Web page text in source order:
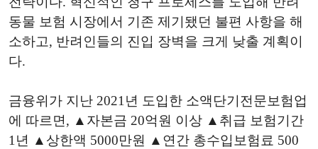
동물 보험 시장에서 기존 제기됐던 불편 사항을 해
소하고, 반려인들의 진입 장벽을 크게 낮출 계획이
다.
금융위가 지난 2021년 도입한 소액단기전문보험업
에 따르면, ▲자본금 20억원 이상 ▲취급 보험기간
1년 ▲상한액 5000만원 ▲연간 총수입보험료 500